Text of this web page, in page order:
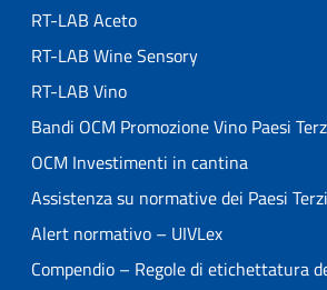
RT-LAB Aceto
RT-LAB Wine Sensory
RT-LAB Vino
Bandi OCM Promozione Vino Paesi
OCM Investimenti in cantina
Assistenza su normative dei Paesi Terzi
Alert normativo – UIVLex
Compendio – Regole di etichettatura